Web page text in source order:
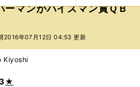
ーマンがハイズマン賞ＱＢ
2016年07月12日 04:53 更新
★